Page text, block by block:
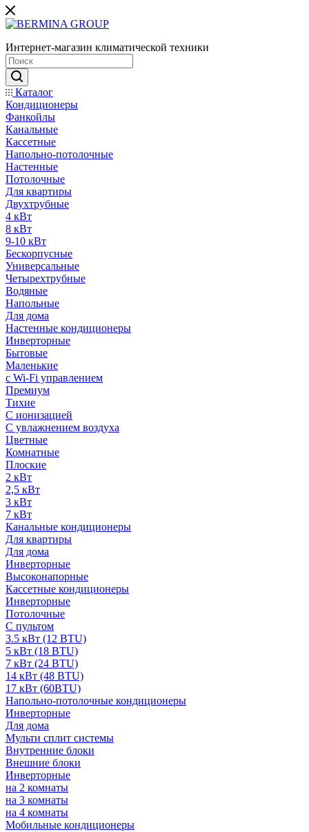
Интернет-магазин климатической техники
Каталог
Кондиционеры
Фанкойлы
Канальные
Кассетные
Напольно-потолочные
Настенные
Потолочные
Для квартиры
Двухтрубные
4 кВт
8 кВт
9-10 кВт
Бескорпусные
Универсальные
Четырехтрубные
Водяные
Напольные
Для дома
Настенные кондиционеры
Инверторные
Бытовые
Маленькие
с Wi-Fi управлением
Премиум
Тихие
С ионизацией
С увлажнением воздуха
Цветные
Комнатные
Плоские
2 кВт
2,5 кВт
3 кВт
7 кВт
Канальные кондиционеры
Для квартиры
Для дома
Инверторные
Высоконапорные
Кассетные кондиционеры
Инверторные
Потолочные
С пультом
3.5 кВт (12 BTU)
5 кВт (18 BTU)
7 кВт (24 BTU)
14 кВт (48 BTU)
17 кВт (60BTU)
Напольно-потолочные кондиционеры
Инверторные
Для дома
Мульти сплит системы
Внутренние блоки
Внешние блоки
Инверторные
на 2 комнаты
на 3 комнаты
на 4 комнаты
Мобильные кондиционеры